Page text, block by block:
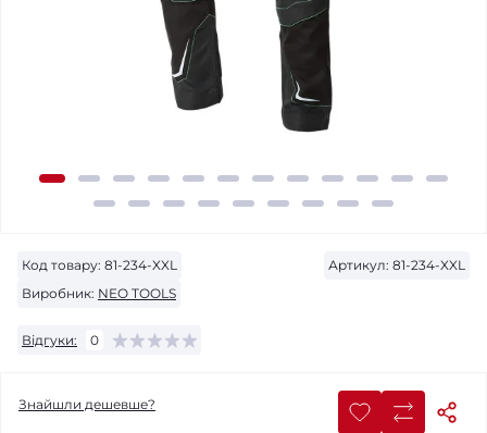
Код товару: 81-234-XXL Артикул: 81-234-XXL
Виробник: NEO TOOLS
Відгуки: 0
Знайшли дешевше?